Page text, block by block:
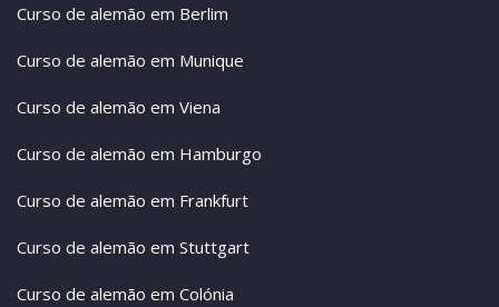
Curso de alemão em Berlim
Curso de alemão em Munique
Curso de alemão em Viena
Curso de alemão em Hamburgo
Curso de alemão em Frankfurt
Curso de alemão em Stuttgart
Curso de alemão em Colónia